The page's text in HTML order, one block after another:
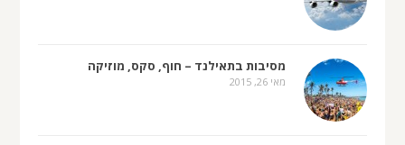
מסיבות בתאילנד – חוף, סקס, מוזיקה
מאי 26, 2015